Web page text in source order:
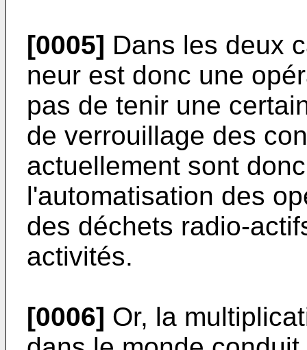
[0005] Dans les deux
neur est donc une
pas de tenir une
de ver­rouillage des
actuellement sont
l'automatisation des
des déchets radio-
activités.
[0006] Or, la